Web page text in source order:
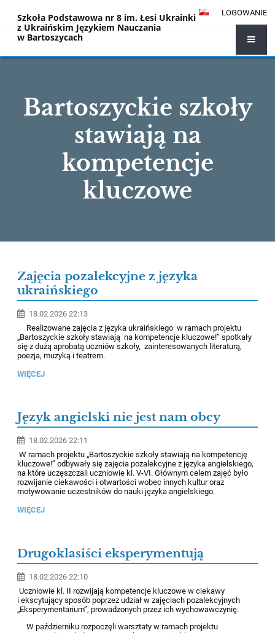
LOGOWANIE
Szkoła Podstawowa nr 8 im. Łesi Ukrainki
z Ukraińskim Językiem Nauczania
w Bartoszycach
Bartoszyckie szkoły
stawiają na
kompetencje
kluczowe
szkoły
stawiają
na
kompetencje
kluczowe
Zajęcia pozalekcyjne z języka
ukraińskiego
18.02.2026 22:13
Realizowane zajęcia z języka ukraińskiego w ramach projektu
„Bartoszyckie szkoły stawiają na kompetencje kluczowe!” spotkały
się z dużą aprobatą uczniów szkoły, zainteresowanych literaturą,
poezja, muzyką i teatrem.
WIĘCEJ
Język angielski nie jest nam obcy
18.02.2026 22:11
W ramach projektu „Bartoszyckie szkoły stawiają na kompetencję
kluczowe!” odbywały się zajęcia pozalekcyjne z języka angielskiego,
na które uczęszczali uczniowie kl. V-VI. Głównym celem zajęć było
rozwijanie ciekawości i otwartości wobec innych kultur oraz
motywowanie uczestników do nauki języka angielskiego.
WIĘCEJ
Drugoklasiści eksperymentują
18.02.2026 22:10
Uczniowie kl. II rozwijają kompetencje kluczowe w ciekawy
i ekscytujący sposób poprzez udział w zajęciach pozalekcyjnych
„Eksperymentarium”, prowadzonych przez ich wychowawczynię.
W październiku rozpoczęli warsztaty w ramach projektu